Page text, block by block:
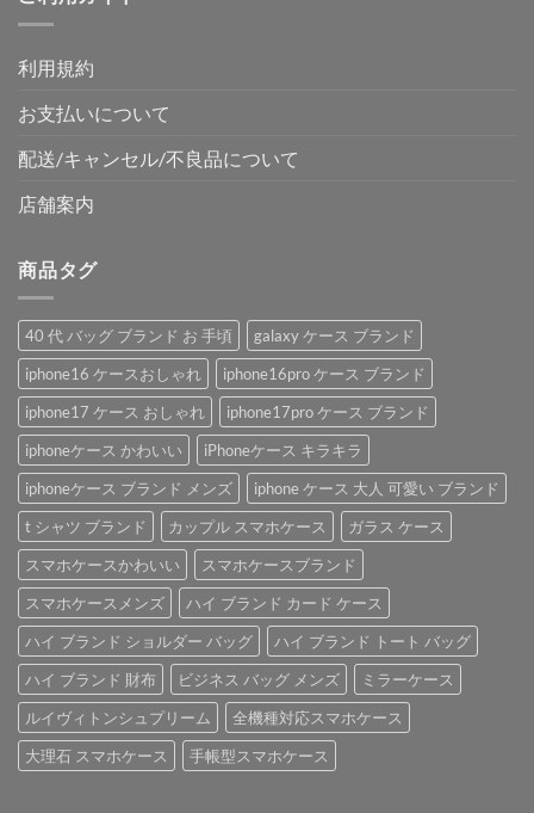
利用規約
お支払いについて
配送/キャンセル/不良品について
店舗案内
商品タグ
40 代 バッグ ブランド お 手頃
galaxy ケース ブランド
iphone16 ケースおしゃれ
iphone16pro ケース ブランド
iphone17 ケース おしゃれ
iphone17pro ケース ブランド
iphoneケース かわいい
iPhoneケース キラキラ
iphoneケース ブランド メンズ
iphone ケース 大人 可愛い ブランド
t シャツ ブランド
カップル スマホケース
ガラス ケース
スマホケースかわいい
スマホケースブランド
スマホケースメンズ
ハイ ブランド カード ケース
ハイ ブランド ショルダー バッグ
ハイ ブランド トート バッグ
ハイ ブランド 財布
ビジネス バッグ メンズ
ミラーケース
ルイヴィトンシュプリーム
全機種対応スマホケース
大理石 スマホケース
手帳型スマホケース